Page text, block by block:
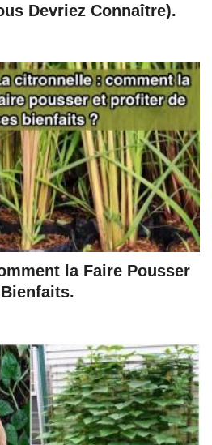
Devriez Connaître).
la Faire Pousser